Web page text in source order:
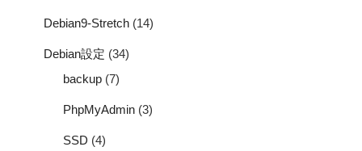
Debian9-Stretch (14)
Debian設定 (34)
backup (7)
PhpMyAdmin (3)
SSD (4)